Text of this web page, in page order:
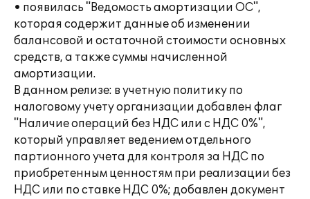
• появилась "Ведомость амортизации ОС",
которая содержит данные об изменении
балансовой и остаточной стоимости основных
средств, а также суммы начисленной
амортизации.
В данном релизе: в учетную политику по
налоговому учету организации добавлен флаг
"Наличие операций без НДС или с НДС 0%",
который управляет ведением отдельного
партионного учета для контроля за НДС по
приобретенным ценностям при реализации без
НДС или по ставке НДС 0%; добавлен документ